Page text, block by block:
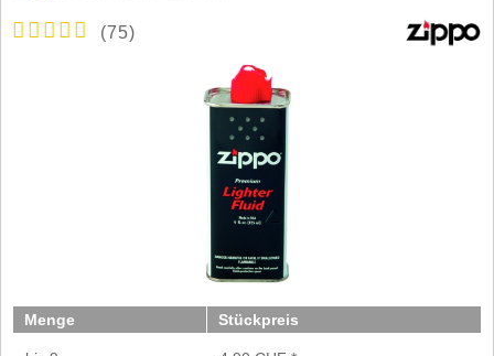
(75)
Menge Stückpreis